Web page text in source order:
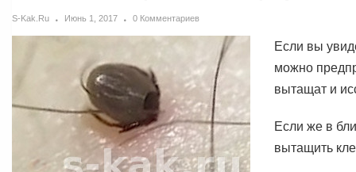
S-Kak.ru Июнь 1, 2017 0 Комментариев
Если вы
можно
вытащат и
Если же в
вытащить